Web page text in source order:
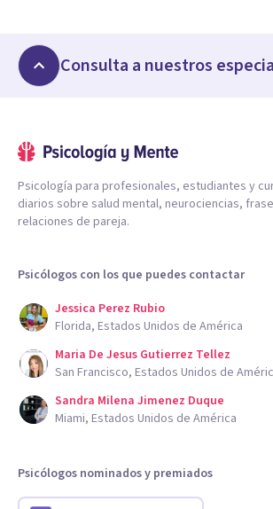
Consulta a nuestros
Psicología para profesionales, estudiantes y
diarios sobre salud mental, neurociencias,
relaciones de pareja.
Psicólogos con los que puedes contactar
Jessica Perez Rubio
Florida, Estados Unidos de América
Maria De Jesus Gutierrez Tellez
San Francisco, Estados Unidos de
Sandra Milena Jimenez Duque
Miami, Estados Unidos de América
Psicólogos nominados y premiados